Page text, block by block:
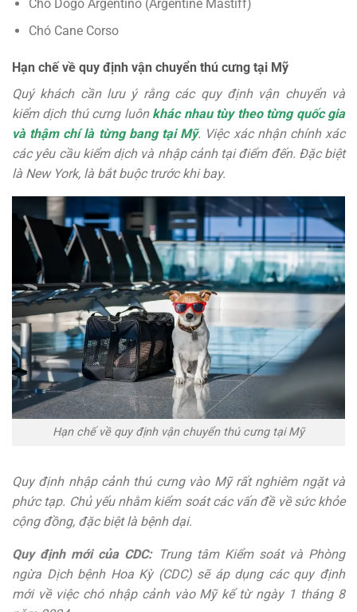
Chó Dogo Argentino (Argentine Mastiff)
Chó Cane Corso
Hạn chế về quy định vận chuyển thú cưng tại Mỹ
Quý khách cần lưu ý rằng các quy định vận chuyển và
kiểm dịch thú cưng luôn khác nhau tùy theo từng quốc gia
và thậm chí là từng bang tại Mỹ. Việc xác nhận chính xác
các yêu cầu kiểm dịch và nhập cảnh tại điểm đến. Đặc biệt
là New York, là bắt buộc trước khi bay.
Hạn chế về quy định vận chuyển thú cưng tại Mỹ
Quy định nhập cảnh thú cưng vào Mỹ rất nghiêm ngặt và
phức tạp. Chủ yếu nhằm kiểm soát các vấn đề về sức khỏe
cộng đồng, đặc biệt là bệnh dại.
Quy định mới của CDC:Trung tâm Kiểm soát và Phòng
ngừa Dịch bệnh Hoa Kỳ (CDC) sẽ áp dụng các quy định
mới về việc chó nhập cảnh vào Mỹ kể từ ngày 1 tháng 8